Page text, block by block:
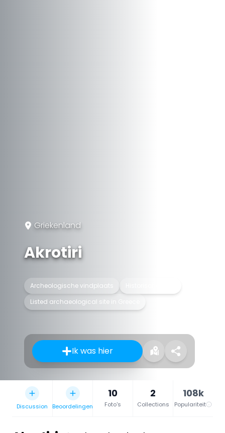
Griekenland
Akrotiri
Archeologische vindplaats
Listed archaeological site in Greece
Ik was hier
Discussion Beoordelingen
10
Foto's
2
Collections
108k
Populariteit